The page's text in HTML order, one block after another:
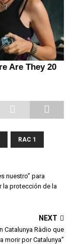
RAC 1
nuestro” para
la protección de la
NEXT
Catalunya Ràdio que
morir por Catalunya”